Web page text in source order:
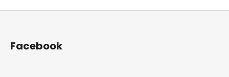
e
F
Facebook